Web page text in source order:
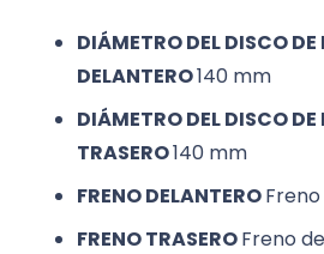
DIÁMETRO DEL DISCO DE
DELANTERO140 mm
DIÁMETRO DEL DISCO DE
TRASERO140 mm
FRENO DELANTERO
FRENO TRASEROFreno